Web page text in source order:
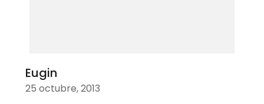
Eugin
25 octubre, 2013